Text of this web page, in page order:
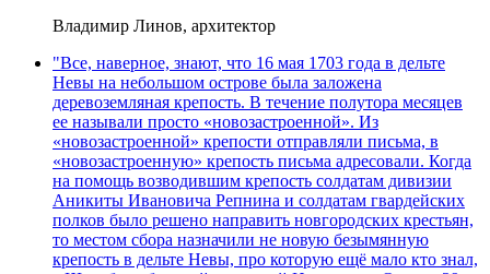
Владимир Линов, архитектор
"Все, наверное, знают, что 16 мая 1703 года в дельте
Невы на небольшом острове была заложена
деревоземляная крепость. В течение полутора месяцев
ее называли просто «новозастроенной». Из
«новозастроенной» крепости отправляли письма, в
«новозастроенную» крепость письма адресовали. Когда
на помощь возводившим крепость солдатам дивизии
Аникиты Ивановича Репнина и солдатам гвардейских
полков было решено направить новгородских крестьян,
то местом сбора назначили не новую безымянную
крепость в дельте Невы, про которую ещё мало кто знал,